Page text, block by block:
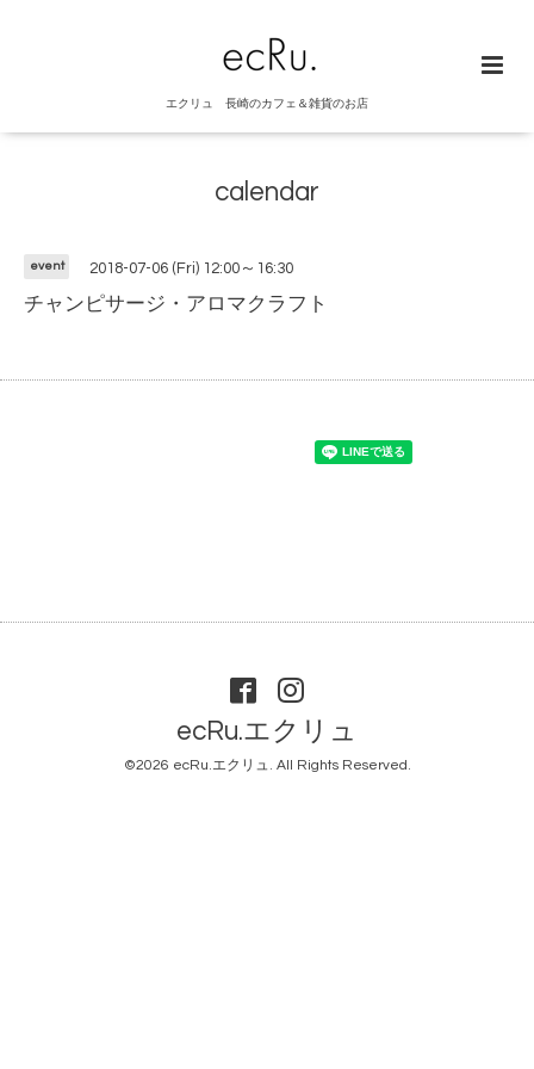
エクリュ 長崎のカフェ＆雑貨のお店
calendar
event 2018-07-06 (Fri) 12:00～16:30
チャンピサージ・アロマクラフト
ecRu.エクリュ
©2026 ecRu.エクリュ. All Rights Reserved.